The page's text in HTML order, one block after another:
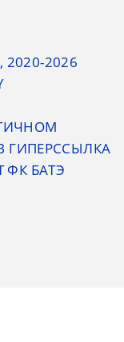
2026
ГИПЕРССЫЛКА
БАТЭ